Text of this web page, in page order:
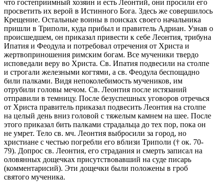
что гостеприимный хозяин и есть Леонтий, они просили его
просветить их верой в Истинного Бога. Здесь же совершилось
Крещение. Остальные воины в поисках своего начальника
пришли в Триполи, куда прибыл и правитель Адриан. Узнав о
происшедшем, он приказал привести к себе Леонтия, трибуна
Ипатия и Феодула и потребовал отречения от Христа и
жертвоприношения римским богам. Все мученики твердо
исповедали веру во Христа. Св. Ипатия подвесили на столпе
и строгали железными когтями, а св. Феодула беспощадно
били палками. Видя непоколебимость мучеников, им
отрубили головы мечом. Св. Леонтия после истязаний
отправили в темницу. После безуспешных уговоров отречься
от Христа правитель приказал подвесить Леонтия на столпе
на целый день вниз головой с тяжелым камнем на шее. После
этого приказал бить палками страдальца до тех пор, пока он
не умрет. Тело св. мч. Леонтия выбросили за город, но
христиане с честью погребли его вблизи Триполи († ок. 70-
79). Допрос св. Леонтия, его страдания и смерть записал на
оловянных дощечках присутствовавший на суде писарь
(комментарисий). Эти дощечки были положены в гроб
святого мученика.